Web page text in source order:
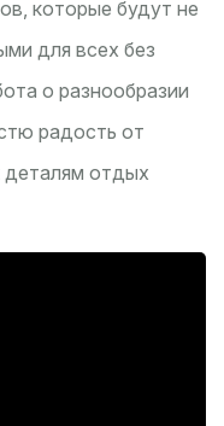
которые будут не
для всех без
о разнообразии
радость от
деталям отдых